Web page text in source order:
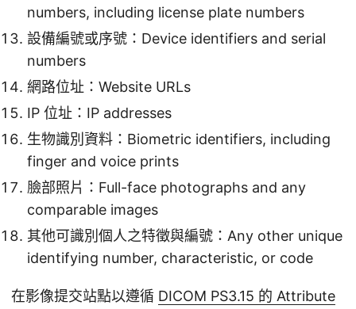
numbers, including license plate numbers
設備編號或序號：Device identifiers and serial
numbers
網路位址：Website URLs
IP 位址：IP addresses
生物識別資料：Biometric identifiers, including
finger and voice prints
臉部照片：Full-face photographs and any
comparable images
其他可識別個人之特徵與編號：Any other unique
identifying number, characteristic, or code
在影像提交站點以遵循 DICOM PS3.15 的 Attribute